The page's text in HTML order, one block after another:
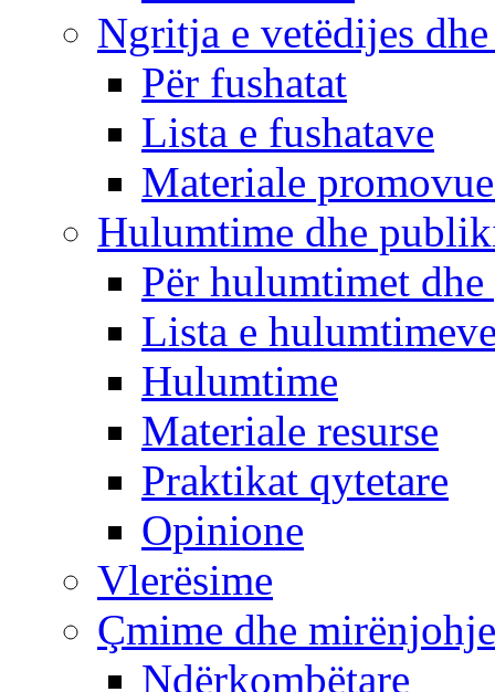
Ngritja e vetëdijes
Për fushatat
Lista e fushatave
Materiale
Hulumtime dhe
Për hulumtimet
Lista e
Hulumtime
Materiale resurse
Praktikat qytetare
Opinione
Vlerësime
Çmime dhe mirënjohje
Ndërkombëtare